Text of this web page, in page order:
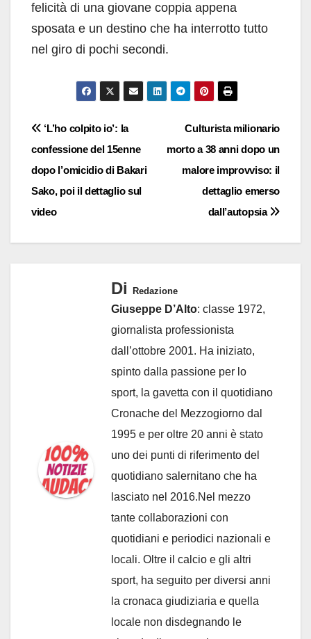
felicità di una giovane coppia appena
sposata e un destino che ha interrotto tutto
nel giro di pochi secondi.
Navigazione
articoli
Culturista milionario
morto a 38 anni dopo un
malore improvviso: il
dettaglio emerso
dall’autopsia
‘L’ho colpito io’: la
confessione del 15enne
dopo l’omicidio di Bakari
Sako, poi il dettaglio sul
video
Di Redazione
Giuseppe D’Alto: classe 1972,
giornalista professionista
dall’ottobre 2001. Ha iniziato,
spinto dalla passione per lo
sport, la gavetta con il quotidiano
Cronache del Mezzogiorno dal
1995 e per oltre 20 anni è stato
uno dei punti di riferimento del
quotidiano salernitano che ha
lasciato nel 2016.Nel mezzo
tante collaborazioni con
quotidiani e periodici nazionali e
locali. Oltre il calcio e gli altri
sport, ha seguito per diversi anni
la cronaca giudiziaria e quella
locale non disdegnando le